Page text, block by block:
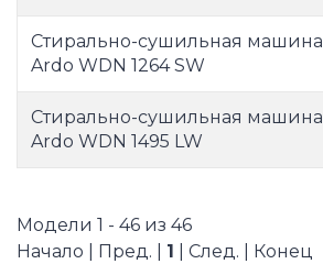
Стирально-сушильная машина
Ardo WDN 1264 SW
Стирально-сушильная машина
Ardo WDN 1495 LW
Модели 1 - 46 из 46
Начало | Пред. | 1 | След. | Конец